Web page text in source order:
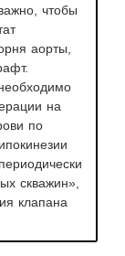
чтобы
аорты,
на
по
скважин»,
клапана